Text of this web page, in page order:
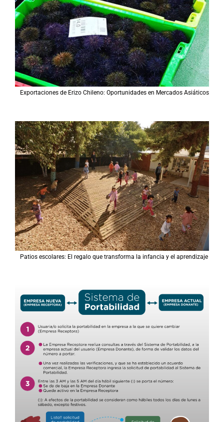
Exportaciones de Erizo Chileno: Oportunidades en Mercados Asiáticos
Patios escolares: El regalo que transforma la infancia y el aprendizaje